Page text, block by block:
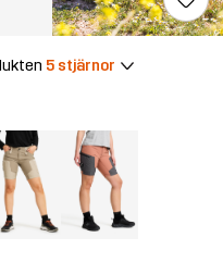
5 stjärnor